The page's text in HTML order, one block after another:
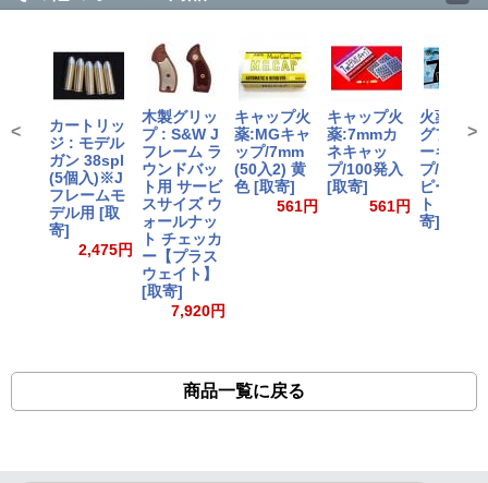
カートリッ
ジ : モデル
ガン 38spl
(5個入)※J
フレームモ
デル用 [取
寄]
2,475円
木製グリッ
プ : S&W J
フレーム ラ
ウンドバッ
ト用 サービ
スサイズ ウ
ォールナッ
ト チェッカ
ー【プラス
ウェイト】
[取寄]
7,920円
キャップ火
薬:MGキャ
ップ/7mm
(50入2) 黄
色 [取寄]
561円
キャップ火
薬:7mmカ
ネキャッ
プ/100発入
[取寄]
561円
火薬 : プ
グファイ
ーキャッ
プ/7mm
ピースシ
ト x 2) [
寄]
< >
商品一覧に戻る